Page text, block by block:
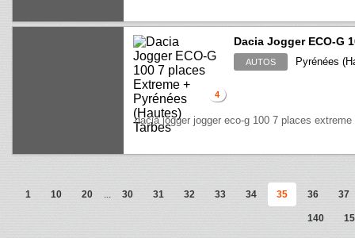
4
Dacia Jogger ECO-G
AUTOS Pyrénées
dacia jogger jogger eco-g 100 7 places extreme
1 10 20 ... 30 31 32 33 34 35 36 37
140